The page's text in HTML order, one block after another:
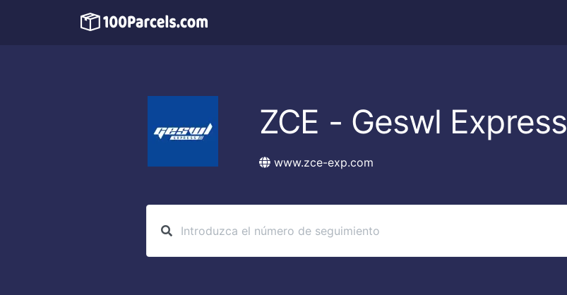
ZCE - Geswl Express
www.zce-exp.com